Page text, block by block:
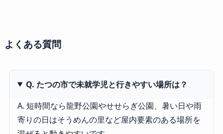
よくある質問
Q. たつの市で未就学児と行きやすい場所は？
A. 短時間なら龍野公園やせせらぎ公園、暑い日や雨
寄りの日はそうめんの里など屋内要素のある場所を